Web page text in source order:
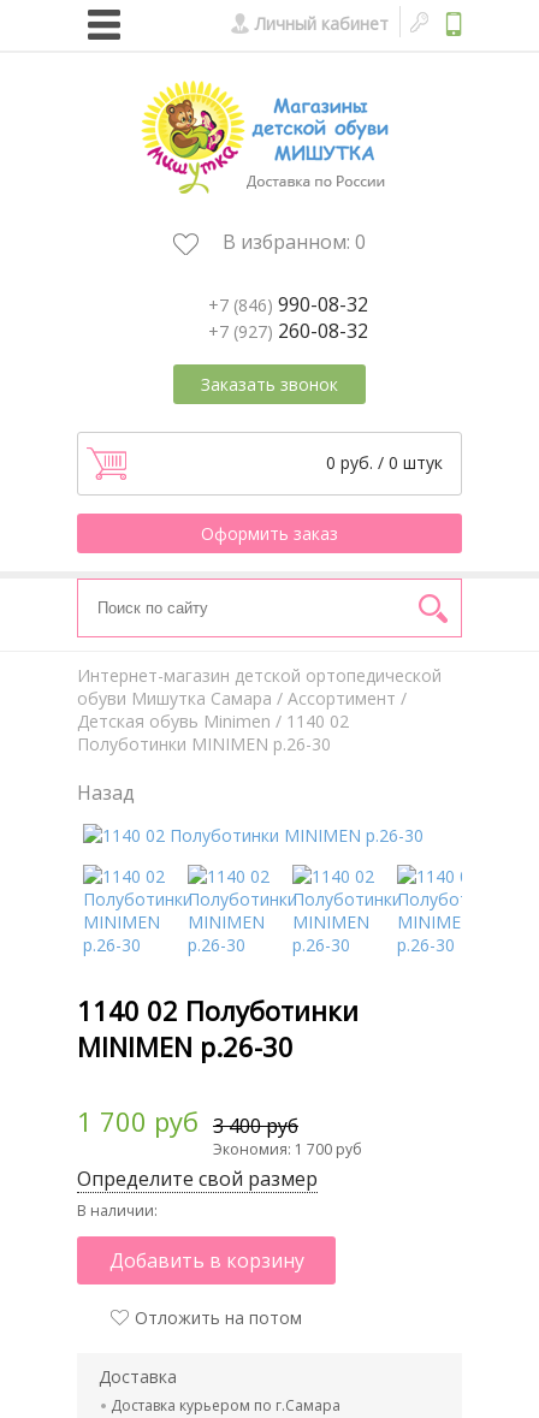
Личный кабинет
В избранном: 0
+7 (846) 990-08-32
+7 (927) 260-08-32
Заказать звонок
0 руб. / 0 штук
Оформить заказ
Интернет-магазин детской ортопедической
обуви Мишутка Самара / Aссортимент /
Детская обувь Minimen / 1140 02
Полуботинки MINIMEN р.26-30
Назад
1140 02 Полуботинки
MINIMEN р.26-30
1 700 руб 3 400 руб
Экономия: 1 700 руб
Определите свой размер
В наличии:
Добавить в корзину
Отложить на потом
Доставка
Доставка курьером по г.Самара